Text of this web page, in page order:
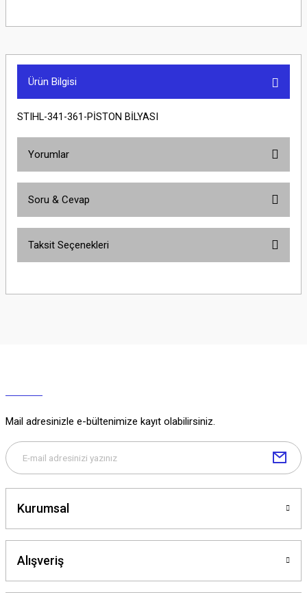
Ürün Bilgisi
STIHL-341-361-PİSTON BİLYASI
Yorumlar
Soru & Cevap
Soru Sor
Taksit Seçenekleri
Mail adresinizle e-bültenimize kayıt olabilirsiniz.
Kurumsal
Alışveriş